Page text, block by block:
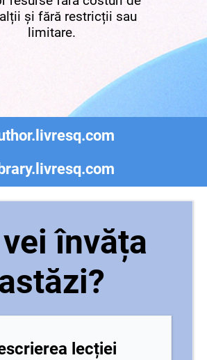
și fără restricții sau
limitare.
învăța
lecției